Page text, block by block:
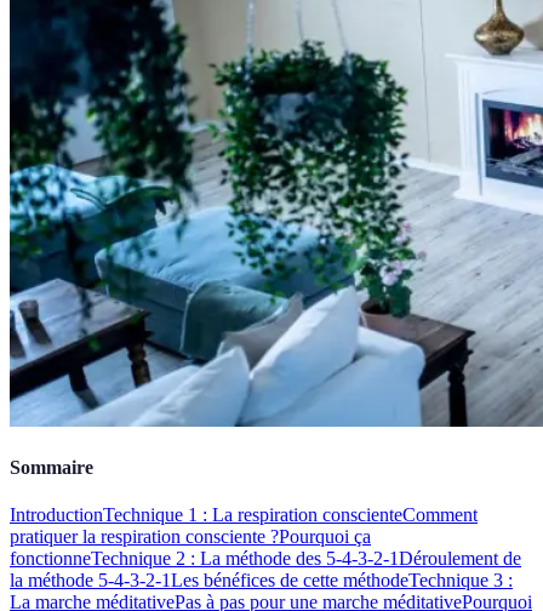
Sommaire
IntroductionTechnique 1 : La respiration conscienteComment
pratiquer la respiration consciente ?Pourquoi ça
fonctionneTechnique 2 : La méthode des 5-4-3-2-1Déroulement de
la méthode 5-4-3-2-1Les bénéfices de cette méthodeTechnique 3 :
La marche méditativePas à pas pour une marche méditativePourquoi